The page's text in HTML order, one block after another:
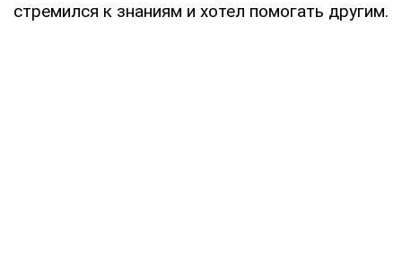
стремился к знаниям и хотел помогать другим.